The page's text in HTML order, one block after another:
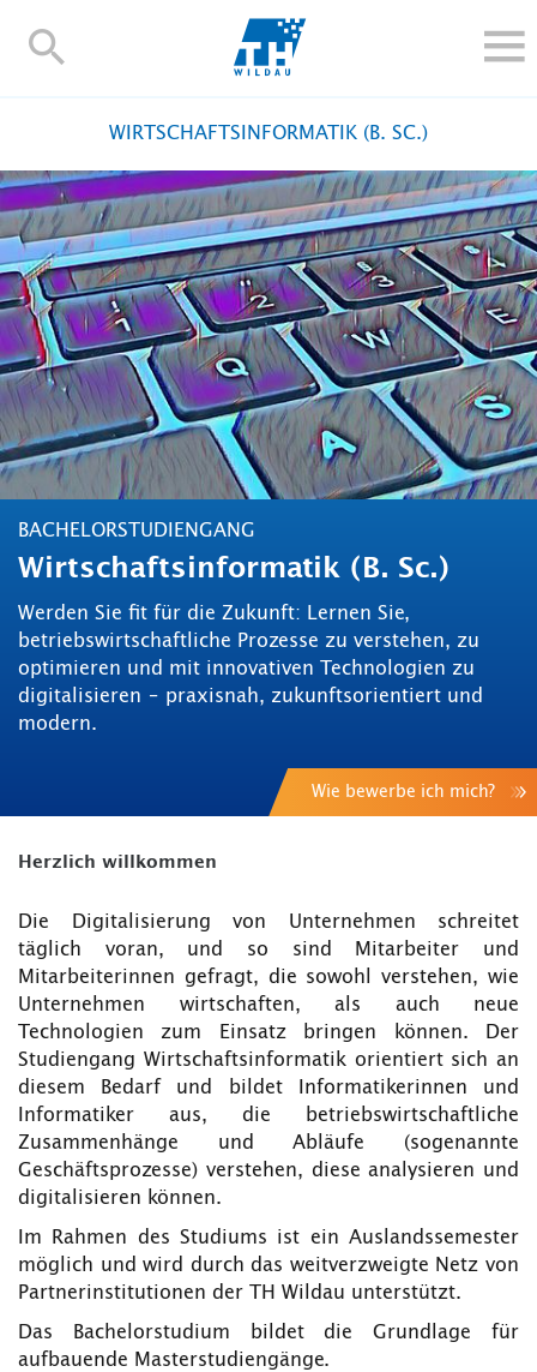
TH-
FORSCHUNG UND TRANSFER
ALUMNI
HOCHSCHULE
INTERNATIONAL
BESCHÄFTIGTE
Blogs Kontakt und Anfahrt Webmail Moodle
TH Online-Portal Personensuche English
WIRTSCHAFTSINFORMATIK (B. SC.)
BACHELORSTUDIENGANG
Wirtschaftsinformatik (B. Sc.)
Werden Sie fit für die Zukunft: Lernen Sie,
betriebswirtschaftliche Prozesse zu verstehen, zu
optimieren und mit innovativen Technologien zu
digitalisieren – praxisnah, zukunftsorientiert und
modern.
Wie bewerbe ich mich?
Herzlich willkommen
Die Digitalisierung von Unternehmen schreitet
täglich voran, und so sind Mitarbeiter und
Mitarbeiterinnen gefragt, die sowohl verstehen, wie
Unternehmen wirtschaften, als auch neue
Technologien zum Einsatz bringen können. Der
Studiengang Wirtschaftsinformatik orientiert sich an
diesem Bedarf und bildet Informatikerinnen und
Informatiker aus, die betriebswirtschaftliche
Zusammenhänge und Abläufe (sogenannte
Geschäftsprozesse) verstehen, diese analysieren und
digitalisieren können.
Im Rahmen des Studiums ist ein Auslandssemester
möglich und wird durch das weitverzweigte Netz von
Partnerinstitutionen der TH Wildau unterstützt.
Das Bachelorstudium bildet die Grundlage für
aufbauende Masterstudiengänge.